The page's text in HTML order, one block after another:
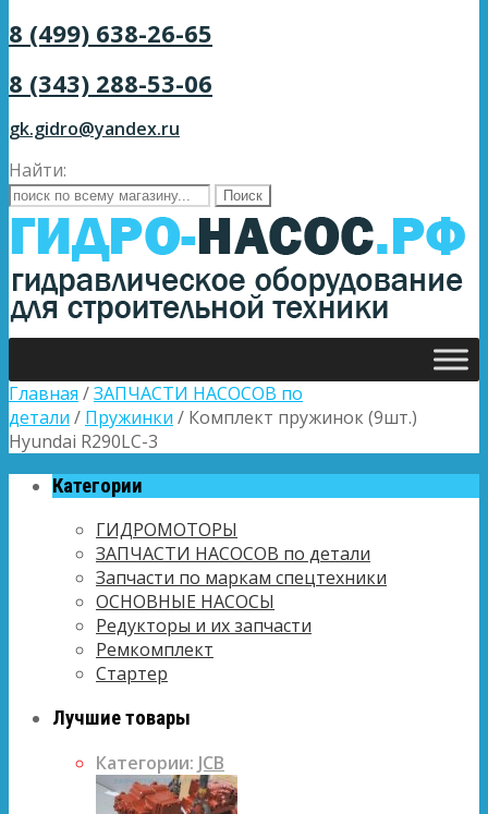
8 (499) 638-26-65
8 (343) 288-53-06
gk.gidro@yandex.ru
Найти:
Главная /ЗАПЧАСТИ НАСОСОВ по
детали / Пружинки / Комплект пружинок (9шт.)
Hyundai R290LC-3
Категории
ГИДРОМОТОРЫ
ЗАПЧАСТИ НАСОСОВ по детали
Запчасти по маркам спецтехники
ОСНОВНЫЕ НАСОСЫ
Редукторы и их запчасти
Ремкомплект
Стартер
Лучшие товары
Категории: JCB